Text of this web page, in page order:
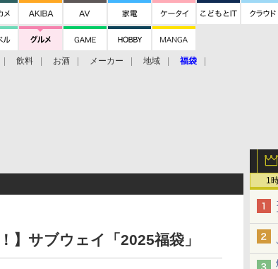
飲料 お酒 メーカー 地域 福袋
1
】サブウェイ「2025福袋」